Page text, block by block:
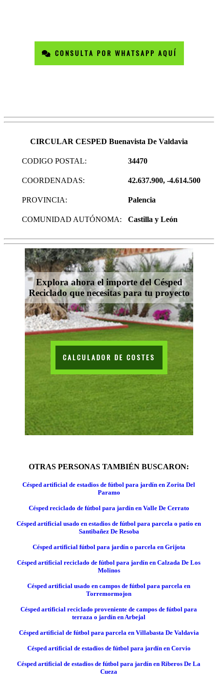
CONSULTA POR WHATSAPP AQUÍ
CIRCULAR CESPED Buenavista De Valdavia
CODIGO POSTAL: 34470
COORDENADAS: 42.637.900, -4.614.500
PROVINCIA: Palencia
COMUNIDAD AUTÓNOMA: Castilla y León
Explora ahora el importe del Césped
Reciclado que necesitas para tu proyecto
CALCULADOR DE COSTES
OTRAS PERSONAS TAMBIÉN BUSCARON:
Césped artificial de estadios de fútbol para jardín en Zorita Del
Paramo
Césped reciclado de fútbol para jardín en Valle De Cerrato
Césped artificial usado en estadios de fútbol para parcela o patio en
Santibañez De Resoba
Césped artificial fútbol para jardín o parcela en Grijota
Césped artificial reciclado de fútbol para jardín en Calzada De Los
Molinos
Césped artificial usado en campos de fútbol para parcela en
Torremormojon
Césped artificial reciclado proveniente de campos de fútbol para
terraza o jardín en Arbejal
Césped artificial de fútbol para parcela en Villabasta De Valdavia
Césped artificial de estadios de fútbol para jardín en Corvio
Césped artificial de estadios de fútbol para jardín en Riberos De La
Cueza